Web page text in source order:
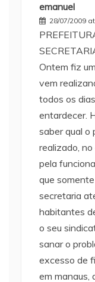
emanuel
28/07/2009
Ontem fiz
vem
todos os
entardecer.
saber qual o
realizado,
pela
que
secretaria
habitantes
o seu
sanar o
excesso de
em manaus,